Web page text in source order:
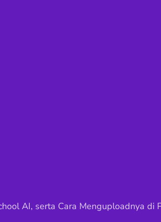
AI, serta Cara Menguploadnya di